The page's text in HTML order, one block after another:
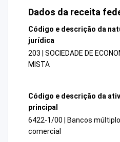
Dados da receita
Código e descrição da
jurídica
203 | SOCIEDADE DE
MISTA
Código e descrição da
principal
6422-1/00 | Bancos
comercial